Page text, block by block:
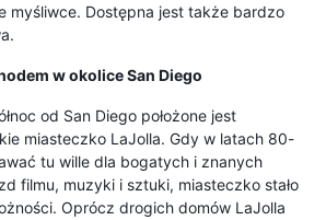
myśliwce. Dostępna jest także bardzo
w okolice San Diego
od San Diego położone jest
miasteczko LaJolla. Gdy w latach 80-
tu wille dla bogatych i znanych
filmu, muzyki i sztuki, miasteczko stało
Oprócz drogich domów LaJolla